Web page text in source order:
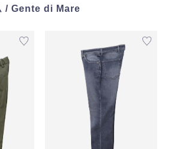
/ Gente di Mare